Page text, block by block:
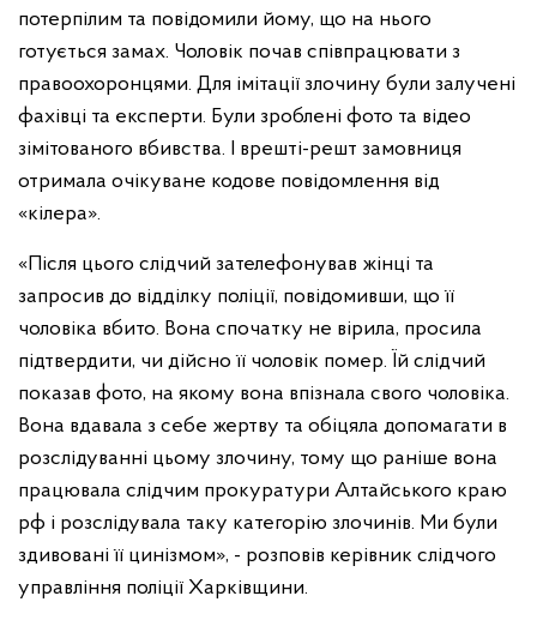
потерпілим та повідомили йому, що на нього
готується замах. Чоловік почав співпрацювати з
правоохоронцями. Для імітації злочину були залучені
фахівці та експерти. Були зроблені фото та відео
зімітованого вбивства. І врешті-решт замовниця
отримала очікуване кодове повідомлення від
«кілера».
«Після цього слідчий зателефонував жінці та
запросив до відділку поліції, повідомивши, що її
чоловіка вбито. Вона спочатку не вірила, просила
підтвердити, чи дійсно її чоловік помер. Їй слідчий
показав фото, на якому вона впізнала свого чоловіка.
Вона вдавала з себе жертву та обіцяла допомагати в
розслідуванні цьому злочину, тому що раніше вона
працювала слідчим прокуратури Алтайського краю
рф і розслідувала таку категорію злочинів. Ми були
здивовані її цинізмом», - розповів керівник слідчого
управління поліції Харківщини.